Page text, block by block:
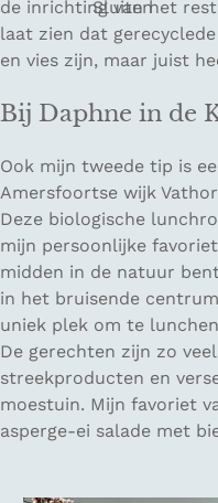
Sluiten
de inrichting van het
laat zien dat
en vies zijn, maar juist
Bij Daphne in de
Ook mijn tweede tip is
Amersfoortse wijk
Deze biologische
mijn persoonlijke
midden in de natuur
in het bruisende
uniek plek om te
De gerechten zijn zo
streekproducten en
moestuin. Mijn favoriet
asperge-ei salade met